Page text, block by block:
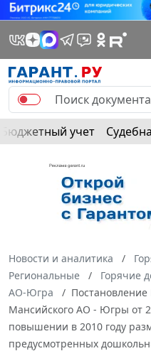
Бюджетный учет
Новости и аналитика
Региональные
Горячие
АО-Югра
Мансийского АО - Югры от
повышении в 2010 году
предусмотренных